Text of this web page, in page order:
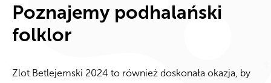
Poznajemy podhalański
folklor
Zlot Betlejemski 2024 to również doskonała okazja, by